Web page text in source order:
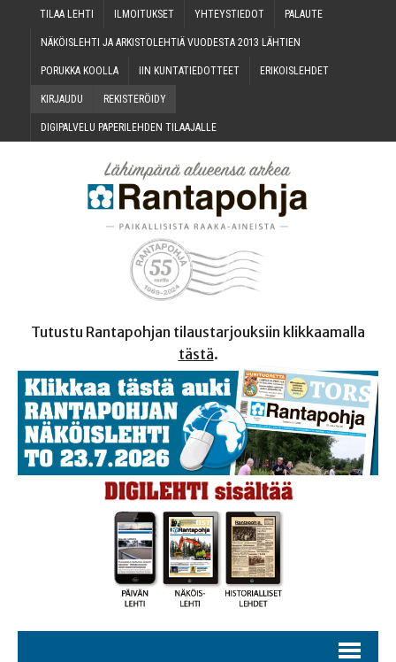
TILAA LEH­TI ILMOI­TUK­SET YHTEYS­TIE­DOT PALAU­TE
NÄKÖIS­LEH­TI JA ARKIS­TO­LEH­TIÄ VUO­DES­TA 2013 LÄHTIEN
PORUK­KA KOOLLA IIN KUN­TA­TIE­DOT­TEET ERI­KOIS­LEH­DET
KIR­JAU­DU REKIS­TE­RÖI­DY
DIGI­PAL­VE­LU PAPE­RI­LEH­DEN TILAAJALLE
Tutustu Rantapohjan tilaustarjouksiin klikkaamalla
tästä.